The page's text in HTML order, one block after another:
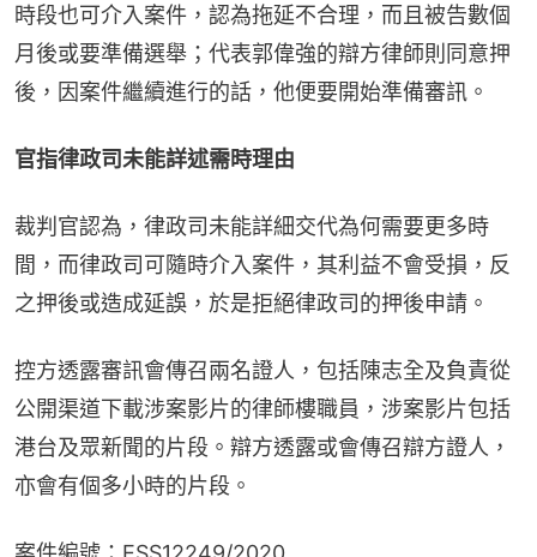
時段也可介入案件，認為拖延不合理，而且被告數個
月後或要準備選舉；代表郭偉強的辯方律師則同意押
後，因案件繼續進行的話，他便要開始準備審訊。
官指律政司未能詳述需時理由
裁判官認為，律政司未能詳細交代為何需要更多時
間，而律政司可隨時介入案件，其利益不會受損，反
之押後或造成延誤，於是拒絕律政司的押後申請。
控方透露審訊會傳召兩名證人，包括陳志全及負責從
公開渠道下載涉案影片的律師樓職員，涉案影片包括
港台及眾新聞的片段。辯方透露或會傳召辯方證人，
亦會有個多小時的片段。